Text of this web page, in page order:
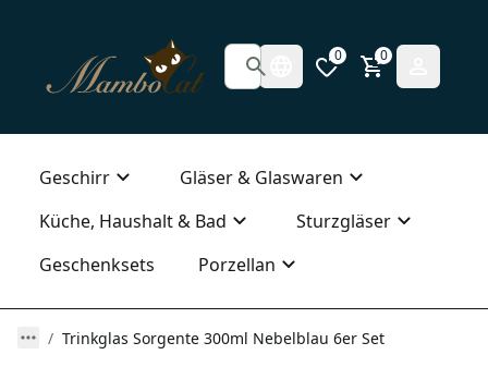
0 0
Geschirr
Gläser & Glaswaren
Küche, Haushalt & Bad
Sturzgläser
Geschenksets
Porzellan
Trinkglas Sorgente 300ml Nebelblau 6er Set